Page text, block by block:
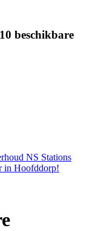
beschikbare
NS Stations
in Hoofddorp!